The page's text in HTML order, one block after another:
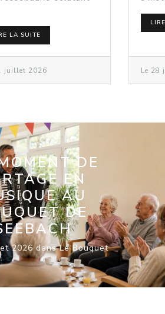
LA SUITE
juillet 2026 Le 28
DE
AU
DE
2026 dans Le Meyerhof